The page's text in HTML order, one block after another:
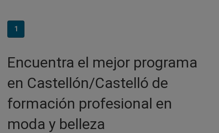
1
Encuentra el mejor programa
en Castellón/Castelló de
formación profesional en
moda y belleza